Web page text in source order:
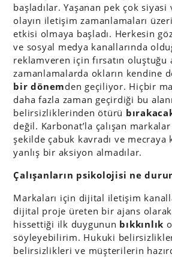
başladılar. Yaşanan pek çok
olayın iletişim zamanlamaları
etkisi olmaya başladı. Herkesin
ve sosyal medya kanallarında
reklamveren için fırsatın oluştuğu
zamanlamalarda okların kendine
bir dönemden geçiliyor. Hiçbir
daha fazla zaman geçirdiği bu alanı
belirsizliklerinden ötürü
değil. Karbonat’la çalışan
şekilde çabuk kavradı ve mecraya
yanlış bir aksiyon almadılar.
Çalışanların psikolojisi ne
Markaları için dijital iletişim
dijital proje üreten bir ajans olarak
hissettiği ilk duygunun bıkkınlık
söyleyebilirim. Hukuki
belirsizlikleri ve müşterilerin